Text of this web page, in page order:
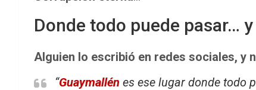
Donde todo puede pasar…
Alguien lo escribió en redes sociales, y
“Guaymallén es ese lugar donde todo